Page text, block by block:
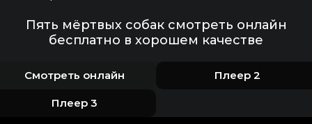
Пять мёртвых собак смотреть онлайн
бесплатно в хорошем качестве
Смотреть онлайн Плеер 2
Плеер 3